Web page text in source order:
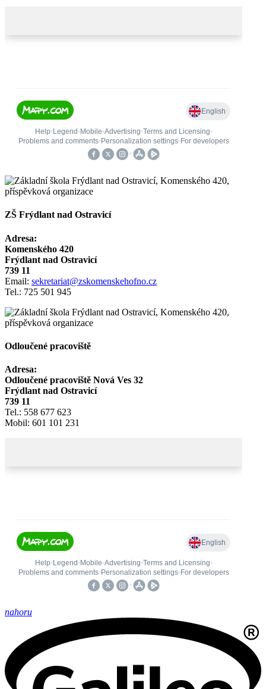
ZŠ Frýdlant nad Ostravicí
Adresa:
Komenského 420
Frýdlant nad Ostravicí
739 11
Email: sekretariat@zskomenskehofno.cz
Tel.: 725 501 945
Odloučené pracoviště
Adresa:
Odloučené pracoviště Nová Ves 32
Frýdlant nad Ostravicí
739 11
Tel.: 558 677 623
Mobil: 601 101 231
nahoru